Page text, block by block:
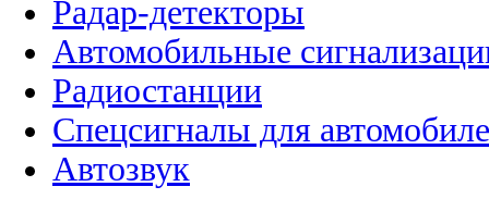
Радар-детекторы
Автомобильные
Радиостанции
Спецсигналы для
Автозвук